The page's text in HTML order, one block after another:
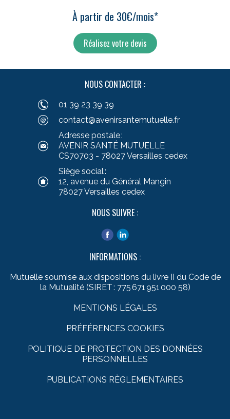
À partir de 30€/mois*
Réalisez votre devis
NOUS CONTACTER :
01 39 23 39 39
contact@avenirsantemutuelle.fr
Adresse postale :
AVENIR SANTÉ MUTUELLE
CS70703 - 78027 Versailles cedex
Siège social :
12, avenue du Général Mangin
78027 Versailles cedex
NOUS SUIVRE :
INFORMATIONS :
Mutuelle soumise aux dispositions du livre II du Code de
la Mutualité (SIRET : 775 671 951 000 58)
MENTIONS LÉGALES
PRÉFÉRENCES COOKIES
POLITIQUE DE PROTECTION DES DONNÉES
PERSONNELLES
PUBLICATIONS RÈGLEMENTAIRES